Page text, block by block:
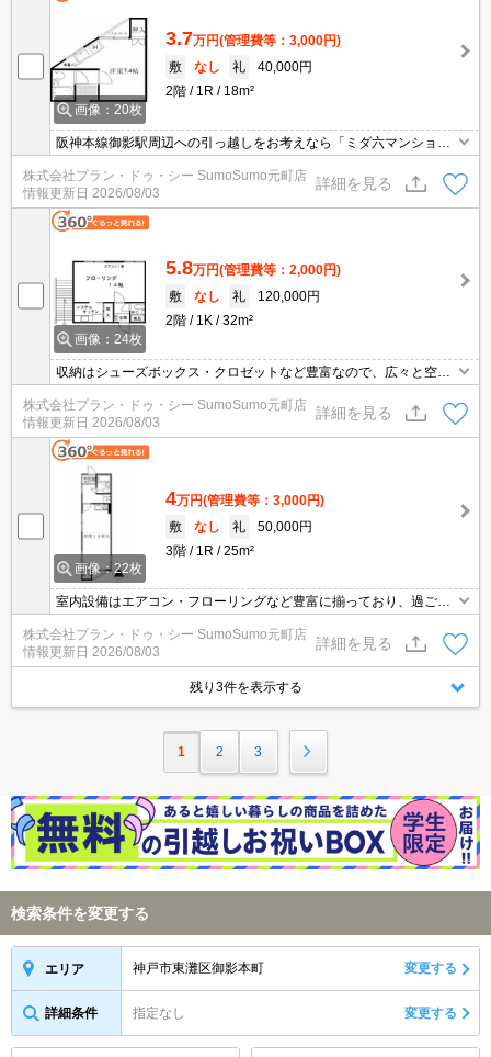
画像：20枚
3.7万円(管理費等：3,000円)
敷
なし 礼
40,000円
2階
1R 18m²
阪神本線御影駅周辺への引っ越しをお考えなら「ミダ六マンショ
ン」。便利なスーパー「イズミヤ 御影店」まで254mです。収納は
シューズボックス・押入などが備え付けられているので、衣類や日
用品の収納に重宝します。こちらは南向き物件です。
株式会社プラン・ドゥ・シー SumoSumo元町店
情報更新日 2026/08/03
詳細を見る
画像：24枚
5.8万円(管理費等：2,000円)
敷
なし 礼
120,000円
2階
1K 32m²
収納はシューズボックス・クロゼットなど豊富なので、広々と空間
を利用することも可能です。室内設備はシステムキッチン・エアコ
ンなどが揃っているので、快適に過ごしやすいお部屋になります。
玄関先まで覗き穴を覗きに行かなくてもインターホン越しに誰が来
たのかを確認できます。衛生的なフローリング床で、お掃除も手早
くできます。
株式会社プラン・ドゥ・シー SumoSumo元町店
情報更新日 2026/08/03
詳細を見る
画像：22枚
4万円(管理費等：3,000円)
敷
なし 礼
50,000円
3階
1R 25m²
室内設備はエアコン・フローリングなど豊富に揃っており、過ごし
ど豊富なので、衣類や履き物の整理がしやすく便利です。TVインタ
ーフォン付きの、セキュリティに配慮したマンションです。リフォ
株式会社プラン・ドゥ・シー SumoSumo元町店
情報更新日 2026/08/03
詳細を見る
残り3件を表示する
1 2 3
検索条件を変更する
エリア 神戸市東灘区御影本町 変更する
詳細条件 指定なし 変更する